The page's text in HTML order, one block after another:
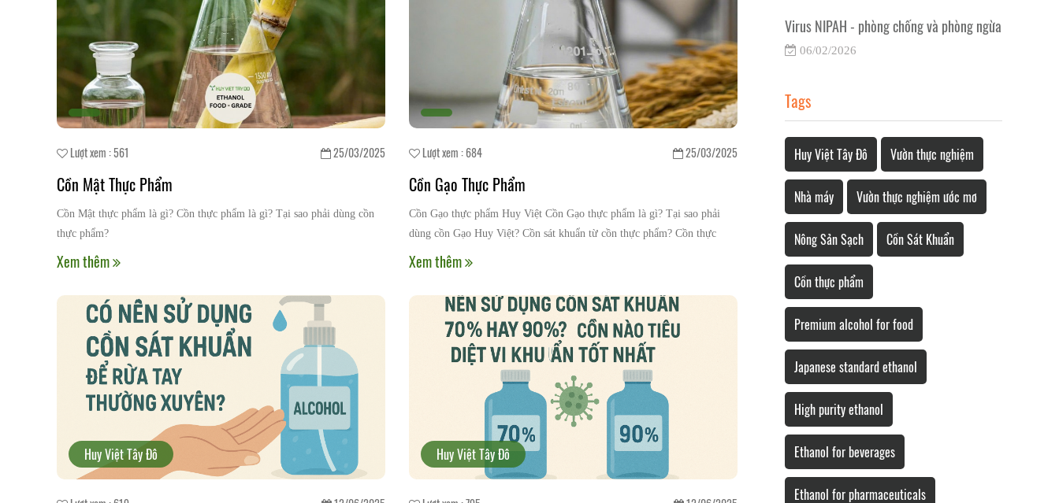
Lượt xem : 561 25/03/2025
Cồn Mật Thực Phẩm
Cồn Mật thực phẩm là gì? Cồn thực phẩm là gì? Tại sao phải dùng cồn
thực phẩm?
Xem thêm
Lượt xem : 684 25/03/2025
Cồn Gạo Thực Phẩm
Cồn Gạo thực phẩm Huy Việt Cồn Gạo thực phẩm là gì? Tại sao phải
dùng cồn Gạo Huy Việt? Cồn sát khuẩn từ cồn thực phẩm? Cồn thực
phẩm 96 độ
Xem thêm
Huy Việt Tây Đô Huy Việt Tây Đô
Virus NIPAH - phòng chống và phòng ngừa
06/02/2026
Tags
Huy Việt Tây Đô Vườn thực nghiệm
Nhà máy Vườn thực nghiệm ước mơ
Nông Sản Sạch Cồn Sát Khuẩn
Cồn thực phẩm
Premium alcohol for food
Japanese standard ethanol
High purity ethanol
Ethanol for beverages
Ethanol for pharmaceuticals